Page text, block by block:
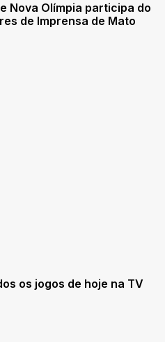
Nova Olímpia participa do
de Imprensa de Mato
os jogos de hoje na TV